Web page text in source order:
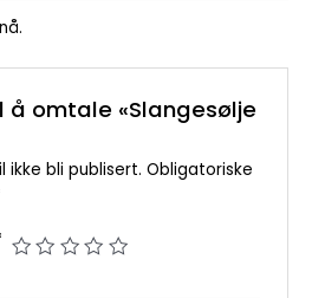
å omtale «Slangesølje
ikke bli publisert. Obligatoriske